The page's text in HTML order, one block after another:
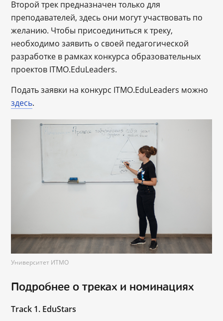
Второй трек предназначен только для
преподавателей, здесь они могут участвовать по
желанию. Чтобы присоединиться к треку,
необходимо заявить о своей педагогической
разработке в рамках конкурса образовательных
проектов ITMO.EduLeaders.
Подать заявки на конкурс ITMO.EduLeaders можно
здесь.
Университет ИТМО
Подробнее о треках и номинациях
Track 1. EduStars